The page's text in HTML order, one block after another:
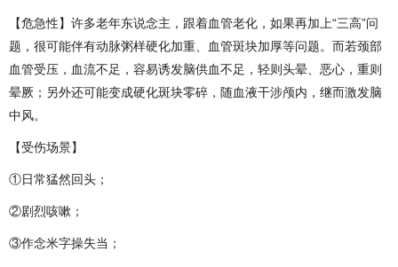
【危急性】许多老年东说念主，跟着血管老化，如果再加上“三高”问
题，很可能伴有动脉粥样硬化加重、血管斑块加厚等问题。而若颈部
血管受压，血流不足，容易诱发脑供血不足，轻则头晕、恶心，重则
晕厥；另外还可能变成硬化斑块零碎，随血液干涉颅内，继而激发脑
中风。
【受伤场景】
①日常猛然回头；
②剧烈咳嗽；
③作念米字操失当；